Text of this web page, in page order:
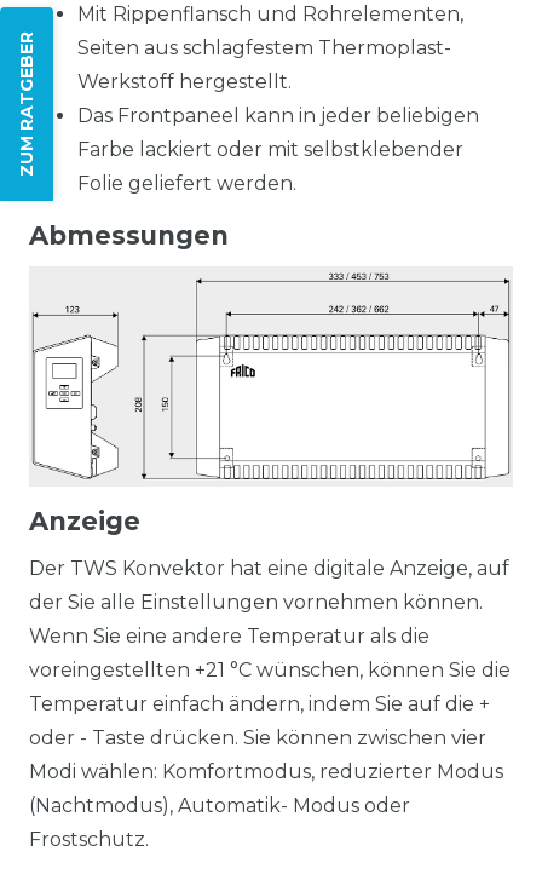
ZUM RATGEBER
Mit Rippenflansch und Rohrelementen,
Seiten aus schlagfestem Thermoplast-
Werkstoff hergestellt.
Das Frontpaneel kann in jeder beliebigen
Farbe lackiert oder mit selbstklebender
Folie geliefert werden.
Abmessungen
Anzeige
Der TWS Konvektor hat eine digitale Anzeige, auf
der Sie alle Einstellungen vornehmen können.
Wenn Sie eine andere Temperatur als die
voreingestellten +21 °C wünschen, können Sie die
Temperatur einfach ändern, indem Sie auf die +
oder - Taste drücken. Sie können zwischen vier
Modi wählen: Komfortmodus, reduzierter Modus
(Nachtmodus), Automatik- Modus oder
Frostschutz.